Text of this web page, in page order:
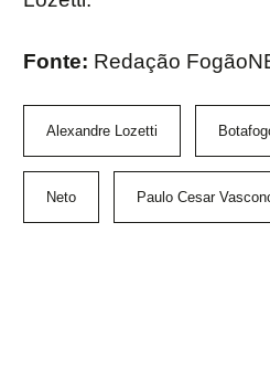
Fonte: Redação
Alexandre Lozetti
Neto Paulo Cesar